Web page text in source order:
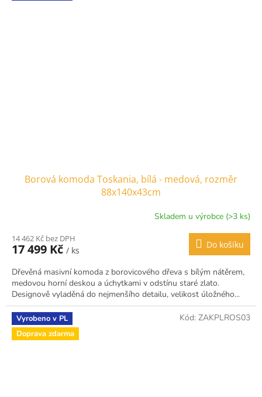
Borová komoda Toskania, bílá - medová, rozměr
88x140x43cm
Skladem u výrobce (>3 ks)
14 462 Kč bez DPH
17 499 Kč / ks
Do košíku
Dřevěná masivní komoda z borovicového dřeva s bílým nátěrem,
medovou horní deskou a úchytkami v odstínu staré zlato.
Designově vyladěná do nejmenšího detailu, velikost úložného...
Vyrobeno v PL
Doprava zdarma
Kód: ZAKPLROS03